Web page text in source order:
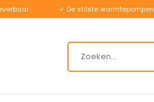
✓ De stilste warmtepompen